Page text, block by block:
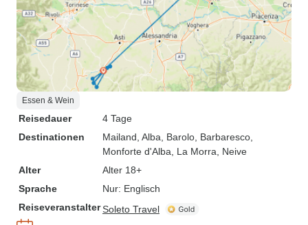
Essen & Wein
Reisedauer
4 Tage
Destinationen
Mailand , Alba , Barolo , Barbaresco
Monforte d'Alba , La Morra , Neive
Alter
Alter 18+
Sprache
Nur: Englisch
ReiseveranstalterSoleto Travel